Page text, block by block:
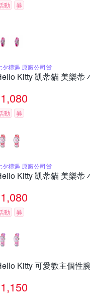
動 券
夕禮遇 原廠公司貨
Kitty 凱蒂貓 美樂蒂
1,080
動 券
夕禮遇 原廠公司貨
Kitty 凱蒂貓 美樂蒂
1,080
動 券
Kitty 可愛教主個性
1,150